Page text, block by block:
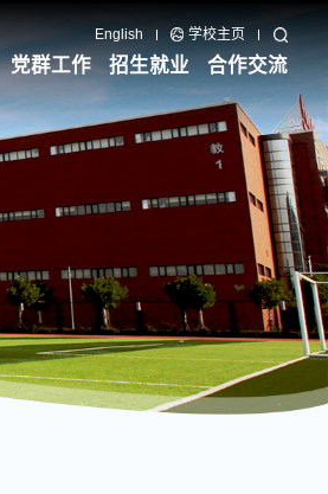
English 学校主页
党群工作 招生就业 合作交流